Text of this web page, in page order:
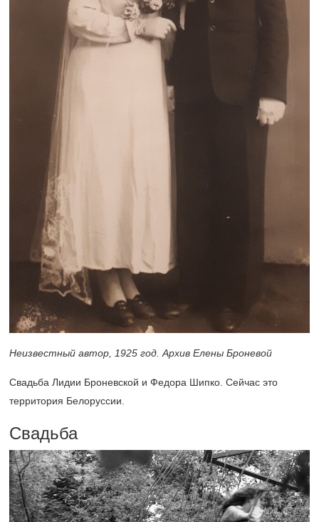
Неизвестный автор, 1925 год. Архив Елены Броневой
Свадьба Лидии Броневской и Федора Шипко. Сейчас это
территория Белоруссии.
Свадьба